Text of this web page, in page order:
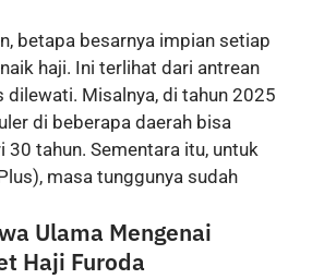
betapa besarnya impian setiap
haji. Ini terlihat dari antrean
dilewati. Misalnya, di tahun 2025
di beberapa daerah bisa
30 tahun. Sementara itu, untuk
masa tunggunya sudah
Ulama Mengenai
Haji Furoda